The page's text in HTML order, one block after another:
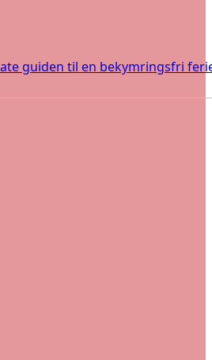
guiden til en bekymringsfri